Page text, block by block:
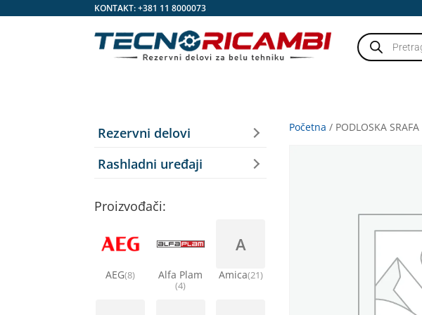
KONTAKT:+381 11 8000073
Products
search
Početna / PODLOSKA
Rezervni delovi
Rashladni uređaji
Proizvođači:
AEG(8) Alfa Plam
(4)
A
Amica(21)